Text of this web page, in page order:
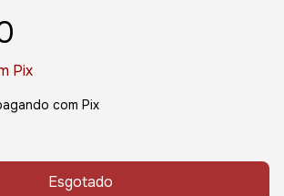
Pix
com Pix